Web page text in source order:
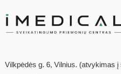
Vilkpėdės g. 6, Vilnius. (atvykimas